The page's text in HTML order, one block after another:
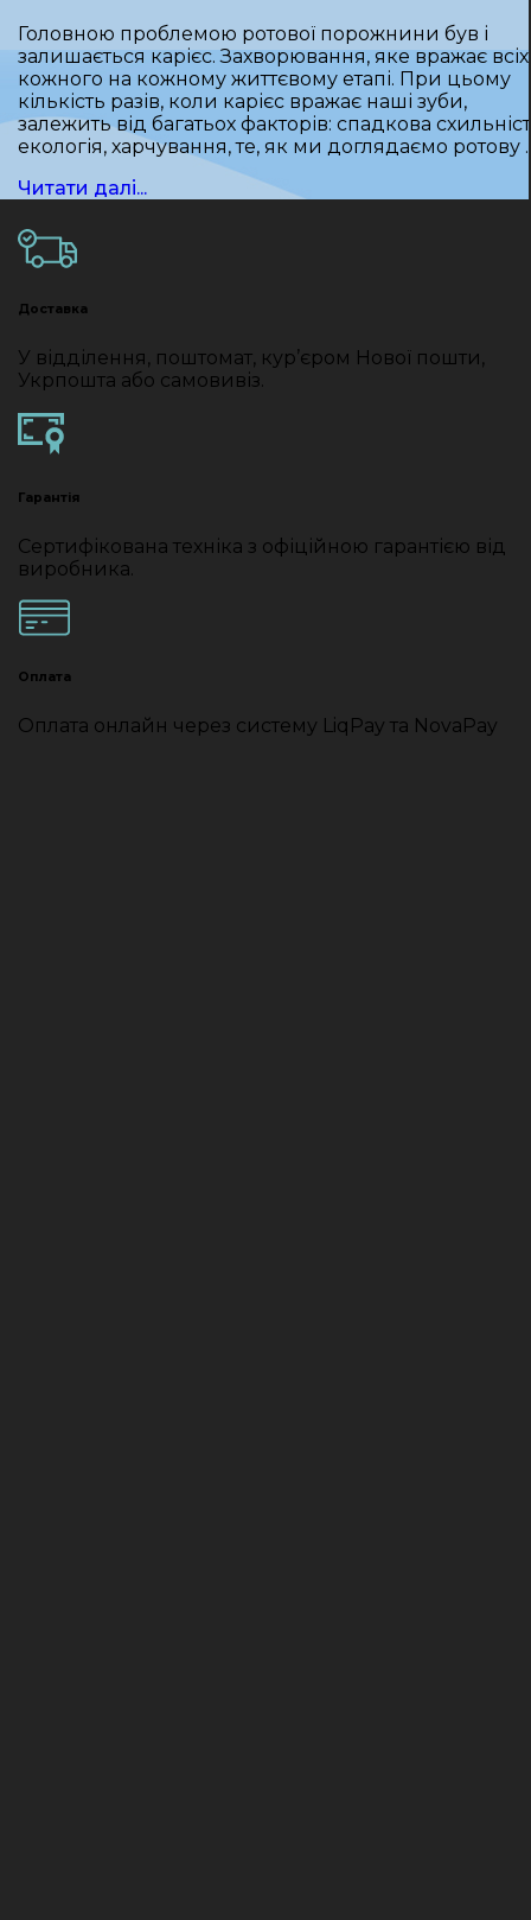
Головною проблемою ротової порожнини був і
залишається карієс. Захворювання, яке вражає всіх
кожного на кожному життєвому етапі. При цьому
кількість разів, коли карієс вражає наші зуби,
залежить від багатьох факторів: спадкова
екологія, харчування, те, як ми доглядаємо ротову
Читати далі...
Доставка
У відділення, поштомат, кур’єром Нової пошти,
Укрпошта або самовивіз.
Гарантія
Сертифікована техніка з офіційною гарантією від
виробника.
Оплата
Оплата онлайн через систему LiqPay та NovaPay